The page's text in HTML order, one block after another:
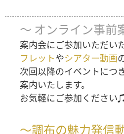
～ オンライン事前
案内会にご参加いただい
フレットやシアター動画
次回以降のイベントにつ
案内いたします。
お気軽にご参加ください
～調布の魅力発信